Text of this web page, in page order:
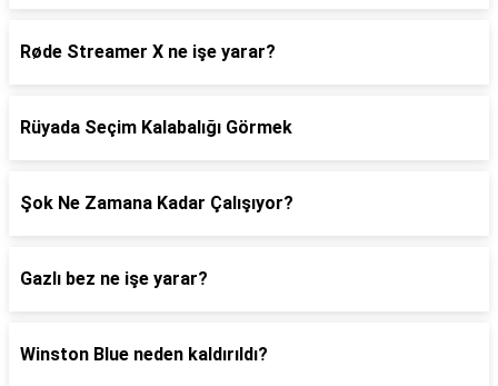
Røde Streamer X ne işe yarar?
Rüyada Seçim Kalabalığı Görmek
Şok Ne Zamana Kadar Çalışıyor?
Gazlı bez ne işe yarar?
Winston Blue neden kaldırıldı?